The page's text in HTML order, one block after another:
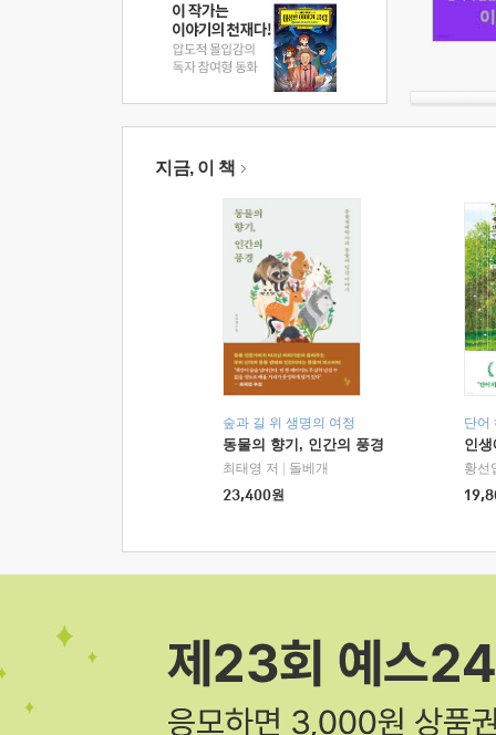
지금, 이 책
숲과 길 위 생명의 여정
동물의 향기, 인간의 풍경
최태영 저
돌베개
23,400원
단어
인
황선